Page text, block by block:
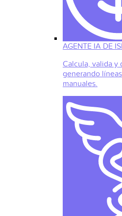
AGENTE IA DE
Calcula, valida y
generando
manuales.